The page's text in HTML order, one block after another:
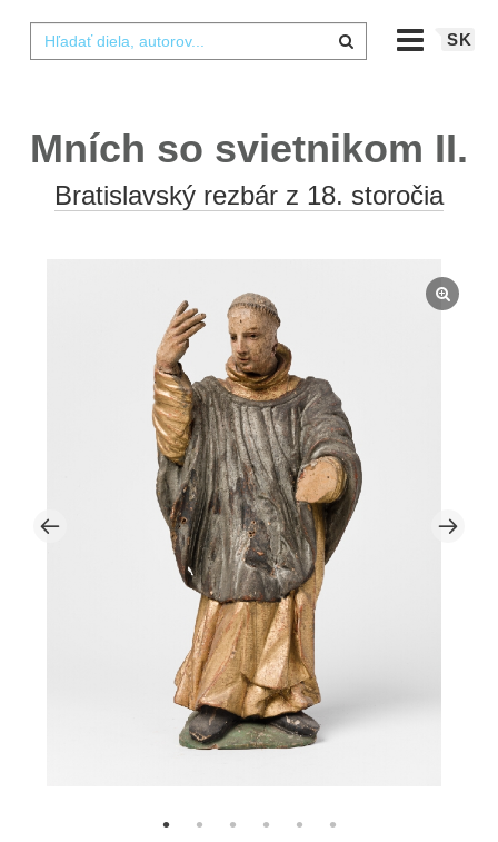
SK
Mních so svietnikom II.
Bratislavský rezbár z 18. storočia